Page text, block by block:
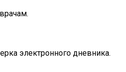
электронного дневника.